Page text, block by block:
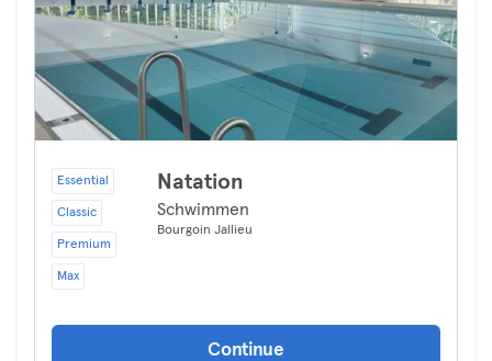
Essential
Classic
Premium
Max
Natation
Schwimmen
Bourgoin Jallieu
Continue